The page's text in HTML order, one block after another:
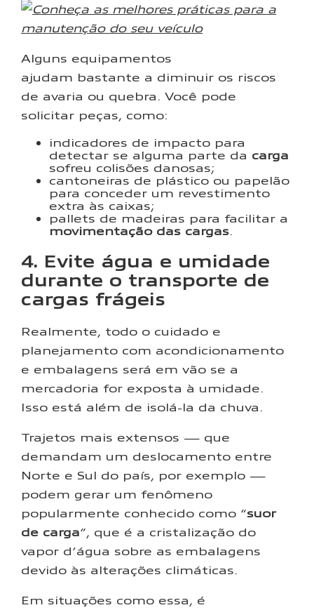
Alguns equipamentos
ajudam bastante a diminuir os riscos
de avaria ou quebra. Você pode
solicitar peças, como:
indicadores de impacto para
detectar se alguma parte da carga
sofreu colisões danosas;
cantoneiras de plástico ou papelão
para conceder um revestimento
extra às caixas;
pallets de madeiras para facilitar a
movimentação das cargas.
4. Evite água e umidade
durante o transporte de
cargas frágeis
Realmente, todo o cuidado e
planejamento com acondicionamento
e embalagens será em vão se a
mercadoria for exposta à umidade.
Isso está além de isolá-la da chuva.
Trajetos mais extensos — que
demandam um deslocamento entre
Norte e Sul do país, por exemplo —
podem gerar um fenômeno
popularmente conhecido como “suor
de carga”, que é a cristalização do
vapor d’água sobre as embalagens
devido às alterações climáticas.
Em situações como essa, é